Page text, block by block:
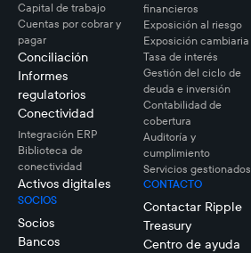
Capital de trabajo
Cuentas por cobrar y
pagar
Conciliación
Informes
regulatorios
Conectividad
Integración ERP
Biblioteca de
conectividad
Activos digitales
SOCIOS
Socios
Bancos
financieros
Exposición al riesgo
Exposición cambiaria
Tasa de interés
Gestión del ciclo de
deuda e inversión
Contabilidad de
cobertura
Auditoría y
cumplimiento
Servicios gestionados
CONTACTO
Contactar Ripple
Treasury
Centro de ayuda